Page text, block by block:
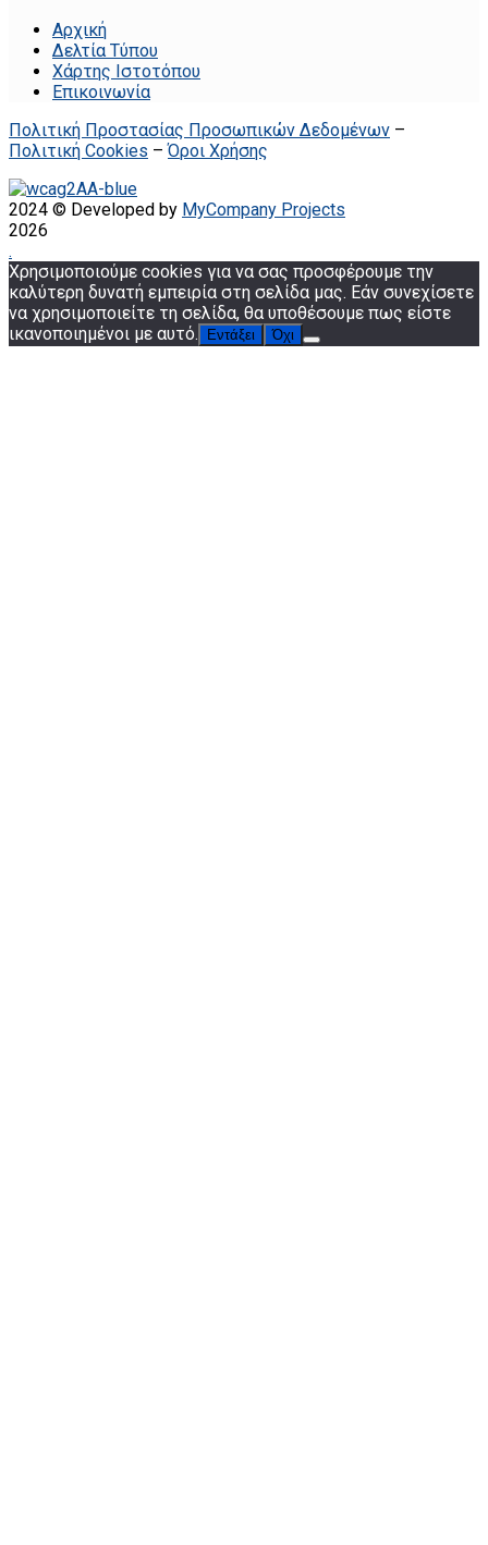
Αρχική
Δελτία Τύπου
Χάρτης Ιστοτόπου
Επικοινωνία
Πολιτική Προστασίας Προσωπικών Δεδομένων –
Πολιτική Cookies –Όροι Χρήσης
2024 © Developed by MyCompany Projects
2026
.
Χρησιμοποιούμε cookies για να σας προσφέρουμε την
καλύτερη δυνατή εμπειρία στη σελίδα μας. Εάν συνεχίσετε
να χρησιμοποιείτε τη σελίδα, θα υποθέσουμε πως είστε
ικανοποιημένοι με αυτό.
Εντάξει Όχι